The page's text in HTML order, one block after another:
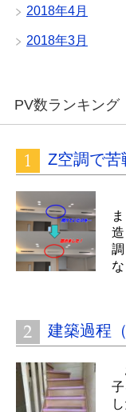
2018年4月
2018年3月
PV数ランキング
Z空調で苦
建築過程（